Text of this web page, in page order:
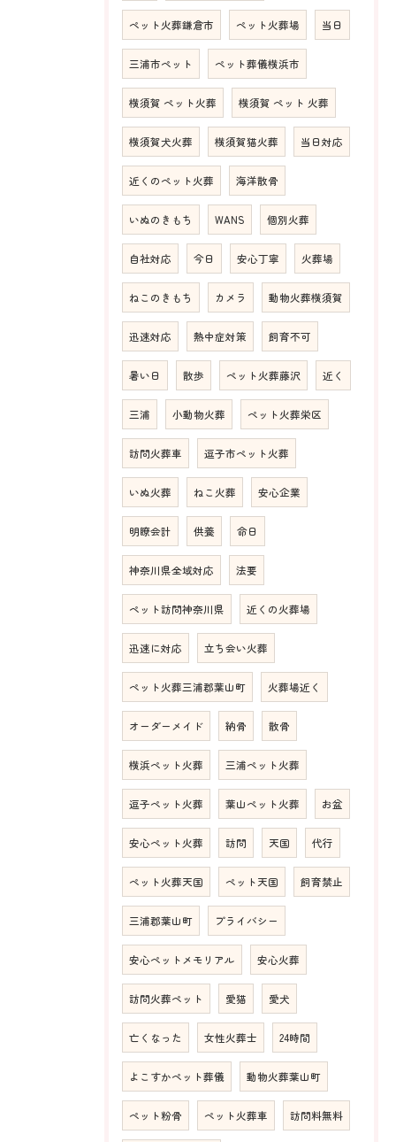
ペット火葬鎌倉市 ペット火葬場 当日
三浦市ペット ペット葬儀横浜市
横須賀 ペット火葬 横須賀 ペット 火葬
横須賀犬火葬 横須賀猫火葬 当日対応
近くのペット火葬 海洋散骨
いぬのきもち WANS 個別火葬
自社対応 今日 安心丁寧 火葬場
ねこのきもち カメラ 動物火葬横須賀
迅速対応 熱中症対策 飼育不可
暑い日 散歩 ペット火葬藤沢 近く
三浦 小動物火葬 ペット火葬栄区
訪問火葬車 逗子市ペット火葬
いぬ火葬 ねこ火葬 安心企業
明瞭会計 供養 命日
神奈川県全域対応 法要
ペット訪問神奈川県 近くの火葬場
迅速に対応 立ち会い火葬
ペット火葬三浦郡葉山町 火葬場近く
オーダーメイド 納骨 散骨
横浜ペット火葬 三浦ペット火葬
逗子ペット火葬 葉山ペット火葬 お盆
安心ペット火葬 訪問 天国 代行
ペット火葬天国 ペット天国 飼育禁止
三浦郡葉山町 プライバシー
安心ペットメモリアル 安心火葬
訪問火葬ペット 愛猫 愛犬
亡くなった 女性火葬士 24時間
よこすかペット葬儀 動物火葬葉山町
ペット粉骨 ペット火葬車 訪問料無料